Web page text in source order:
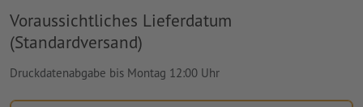
Voraussichtliches Lieferdatum
(Standardversand)
Druckdatenabgabe bis Montag 12:00 Uhr